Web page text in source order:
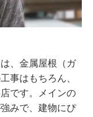
、金属屋根（ガ
事はもちろん、
です。メインの
みで、建物にぴ